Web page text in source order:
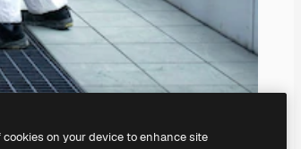
on your device to enhance site